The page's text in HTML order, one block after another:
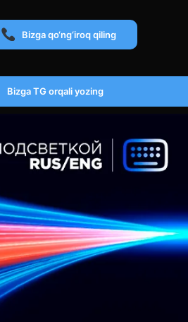
Bizga qo‘ng‘iroq qiling
Bizga TG orqali yozing